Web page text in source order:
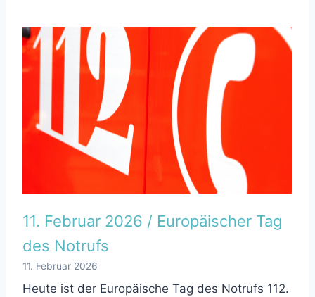
11. Februar 2026 / Europäischer Tag
des Notrufs
11. Februar 2026
Heute ist der Europäische Tag des Notrufs 112.